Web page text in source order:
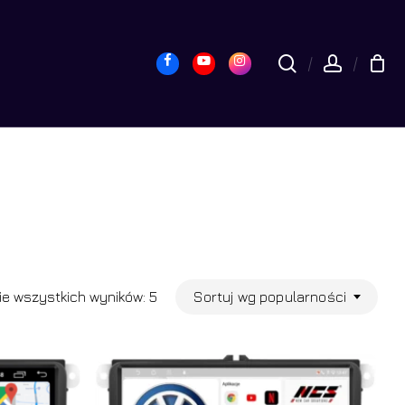
search
FacebookYoutubeInstagram
wszystkich wyników: 5 Posortowane
popularności
Sortuj wg popularności